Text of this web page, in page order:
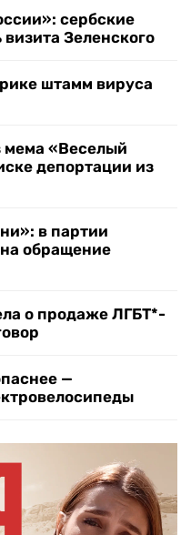
сербские
Зеленского
штамм вируса
«Веселый
депортации из
в партии
обращение
о продаже ЛГБТ*-
—